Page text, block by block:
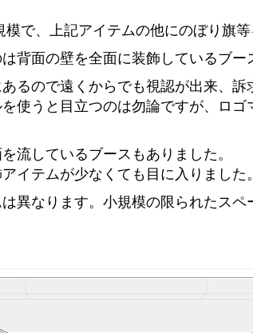
模で、上記アイテムの他にのぼり旗
背面の壁を全面に装飾しているブー
るので遠くからでも視認が出来、訴
使うと目立つのは勿論ですが、ロ
流しているブースもありました。
イテムが少なくても目に入りました。
異なります。 小規模の限られたスペ